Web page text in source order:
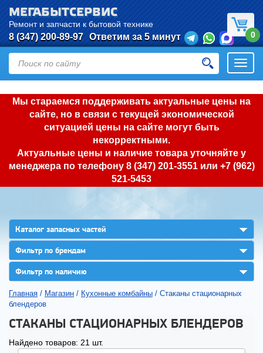
Мы стараемся поддерживать актуальные цены на
сайте, но в связи с текущей экономической
ситуацией цены на сайте могут быть
некорректными.
Актуальные цены и наличие товара уточняйте у
менеджера по телефону 8 (347) 201-3551или +7 (962)
521-5453
МЕГАБЫТСЕРВИС
Ремонт и запчасти к бытовой технике
8 (347) 200-89-97 Ответим за 5 минут 0
Каталог запасных частей ▼
Фильтр по брендам ▼
Фильтр по наличию ▼
Главная / Магазин / Кухонные комбайны / Стаканы стационарных
блендеров
СТАКАНЫ СТАЦИОНАРНЫХ БЛЕНДЕРОВ
Найдено товаров: 21 шт.